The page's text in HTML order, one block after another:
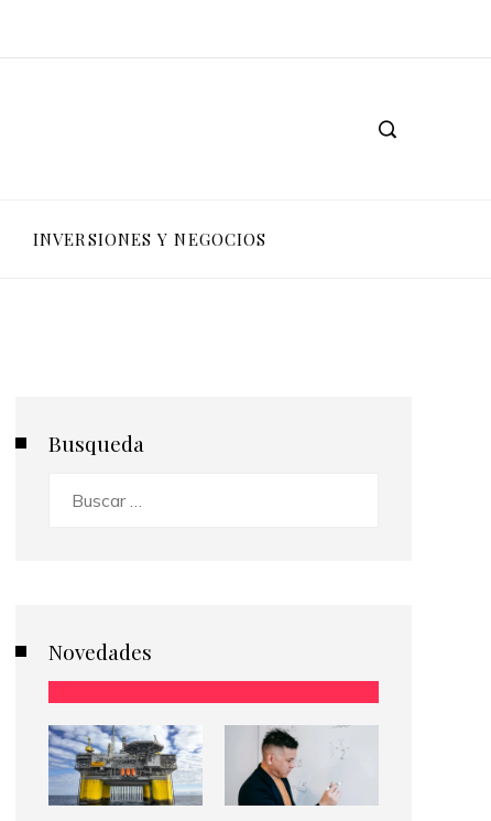
INVERSIONES Y NEGOCIOS
Busqueda
Novedades